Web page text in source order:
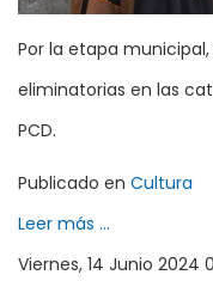
Por la etapa
eliminatorias en las
PCD.
Publicado en Cultura
Leer más ...
Viernes, 14 Junio 2024